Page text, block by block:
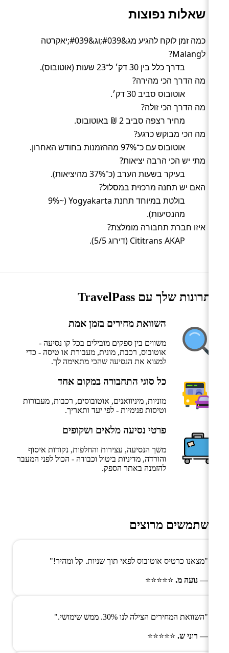
שאלות נפוצות
כמה זמן לוקח להגיע מג&#039;וג&#039;יאקרטה
לMalang?
בדרך כלל בין 30 דק׳ ל־23 שעות (אוטובוס).
מה הדרך הכי מהירה?
אוטובוס סביב 30 דק׳.
מה הדרך הכי זולה?
מחיר רצפה סביב 2 ₪ באוטובוס.
מה הכי מבוקש כרגע?
אוטובוס עם כ־97% מההזמנות בחודש האחרון.
מתי יש הכי הרבה יציאות?
בעיקר בשעות הערב (כ־37% מהיציאות).
האם יש תחנה מרכזית במסלול?
בולטת במיוחד תחנת Yogyakarta (~9%
מהנסיעות).
איזו חברת תחבורה מומלצת?
Cititrans AKAP (דירוג 5/5).
היתרונות שלך עם TravelPass
השוואת מחירים בזמן אמת
משווים בין ספקים מובילים בכל קו נסיעה -
אוטובוס, רכבת, מונית, מעבורת או טיסה - כדי
למצוא את הנסיעה שהכי מתאימה לך.
כל סוגי התחבורה במקום אחד
מוניות, מיניוואנים, אוטובוסים, רכבות, מעבורות
וטיסות פנימיות - לפי יעד ותאריך.
פרטי נסיעה מלאים ושקופים
משך הנסיעה, עצירות והחלפות, נקודות איסוף
והורדה, מדיניות ביטול וכבודה - הכול לפני המעבר
להזמנה באתר הספק.
משתמשים מרוצים
"מצאנו כרטיס אוטובוס לפאי תוך שניות. קל ומהיר!"
— נועה מ. ⭐⭐⭐⭐⭐
"השוואת המחירים הצילה לנו 30%. ממש שימושי."
— רוני ש. ⭐⭐⭐⭐⭐